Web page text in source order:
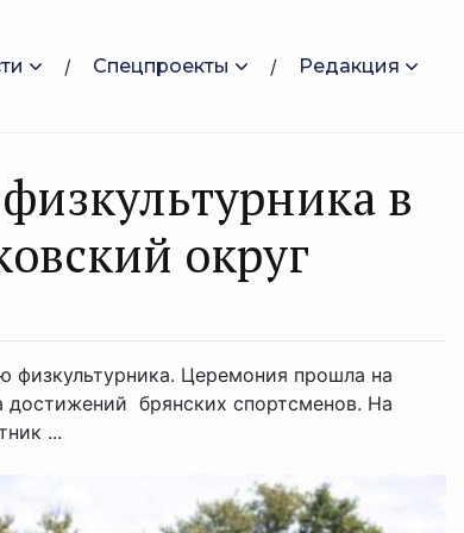
Спецпроекты Редакция
в
округ
физкультурника. Церемония прошла на
достижений брянских спортсменов. На
...